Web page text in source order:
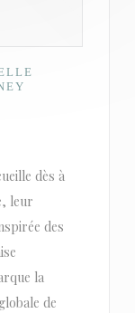
dès à
leur
des
la
de